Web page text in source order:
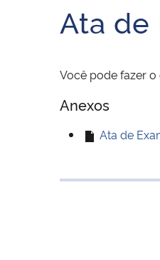
Secretaria de Governo
Início do conteúdo
Ata de
Você pode fazer
Anexos
Ata de